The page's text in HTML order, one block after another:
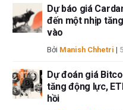
sẽ không chịu trách nhiệm về
được đăng trên trang này.
Nếu không được đề cập rõ ràng
cập trong bài viết này và không
nào được đề cập. Tác giả không
này, ngoài từ FXStreet.
FXStreet và tác giả không cung
Dự báo giá
đến một nhịp
vào
Bởi Manish Chhetri |
Dự đoán giá
tăng động lực,
hồi